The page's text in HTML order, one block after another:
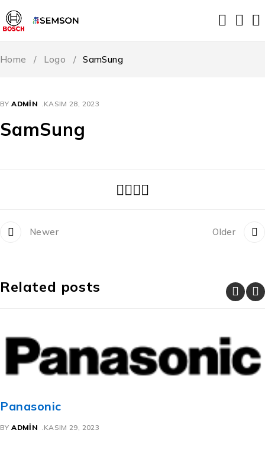
Home / Logo / SamSung
BY ADMIN KASIM 28, 2023
SamSung
Newer Older
Related posts
Panasonic
BY ADMIN KASIM 29, 2023